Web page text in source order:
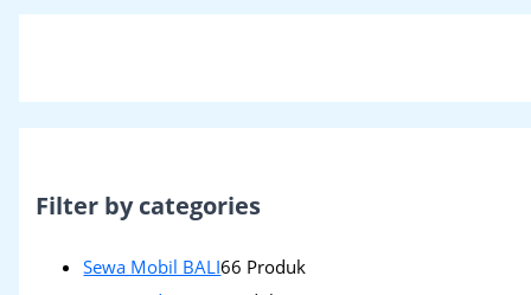
Filter by categories
Sewa Mobil BALI66 Produk